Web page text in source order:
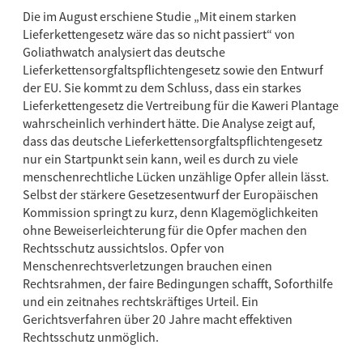
Die im August erschiene Studie „Mit einem starken
Lieferkettengesetz wäre das so nicht passiert“ von
Goliathwatch analysiert das deutsche
Lieferkettensorgfaltspflichtengesetz sowie den Entwurf
der EU. Sie kommt zu dem Schluss, dass ein starkes
Lieferkettengesetz die Vertreibung für die Kaweri Plantage
wahrscheinlich verhindert hätte. Die Analyse zeigt auf,
dass das deutsche Lieferkettensorgfaltspflichtengesetz
nur ein Startpunkt sein kann, weil es durch zu viele
menschenrechtliche Lücken unzählige Opfer allein lässt.
Selbst der stärkere Gesetzesentwurf der Europäischen
Kommission springt zu kurz, denn Klagemöglichkeiten
ohne Beweiserleichterung für die Opfer machen den
Rechtsschutz aussichtslos. Opfer von
Menschenrechtsverletzungen brauchen einen
Rechtsrahmen, der faire Bedingungen schafft, Soforthilfe
und ein zeitnahes rechtskräftiges Urteil. Ein
Gerichtsverfahren über 20 Jahre macht effektiven
Rechtsschutz unmöglich.